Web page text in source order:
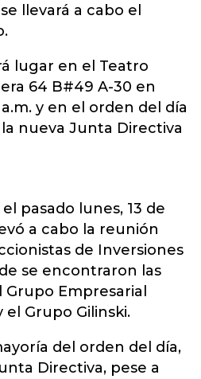
llevará a cabo el
lugar en el Teatro
64 B#49 A-30 en
y en el orden del día
nueva Junta Directiva
pasado lunes, 13 de
a cabo la reunión
de Inversiones
se encontraron las
Grupo Empresarial
el Grupo Gilinski.
del orden del día,
Directiva, pese a